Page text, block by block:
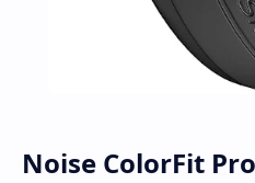
Noise ColorFit